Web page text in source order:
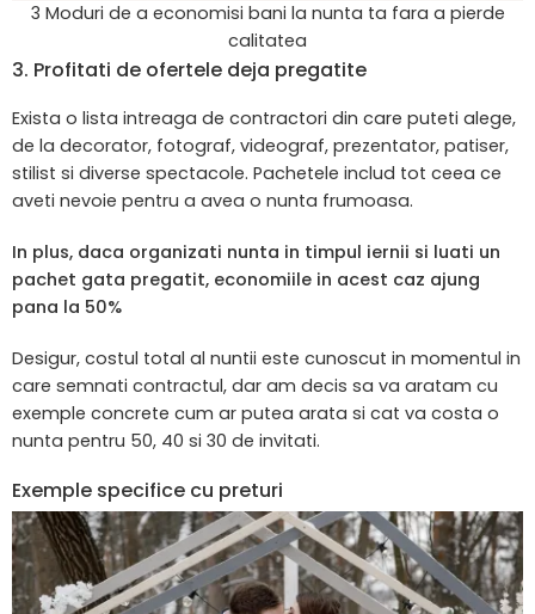
3 Moduri de a economisi bani la nunta ta fara a pierde
calitatea
3. Profitati de ofertele deja pregatite
Exista o lista intreaga de contractori din care puteti alege,
de la decorator, fotograf, videograf, prezentator, patiser,
stilist si diverse spectacole. Pachetele includ tot ceea ce
aveti nevoie pentru a avea o nunta frumoasa.
In plus, daca organizati nunta in timpul iernii si luati un
pachet gata pregatit, economiile in acest caz ajung
pana la 50%
Desigur, costul total al nuntii este cunoscut in momentul in
care semnati contractul, dar am decis sa va aratam cu
exemple concrete cum ar putea arata si cat va costa o
nunta pentru 50, 40 si 30 de invitati.
Exemple specifice cu preturi